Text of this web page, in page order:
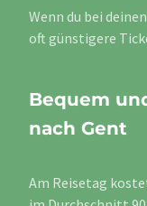
Wenn du bei
oft günstigere
Bequem
nach Gent
Am Reisetag